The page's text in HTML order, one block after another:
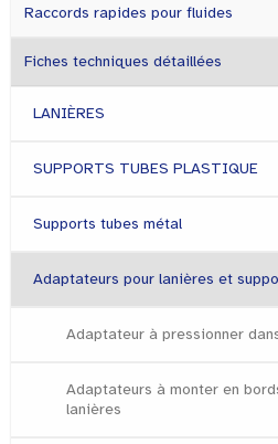
Raccords rapides pour fluides
Fiches techniques détaillées
LANIÈRES
SUPPORTS TUBES PLASTIQUE
Supports tubes métal
Adaptateurs pour lanières et
Adaptateur à pressionner
Adaptateurs à monter en
lanières